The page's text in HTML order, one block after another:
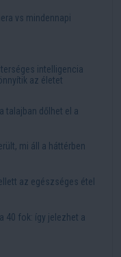
vs mindennapi
intelligencia
az életet
talajban dőlhet el a
mi áll a háttérben
az egészséges étel
40 fok: így jelezhet a